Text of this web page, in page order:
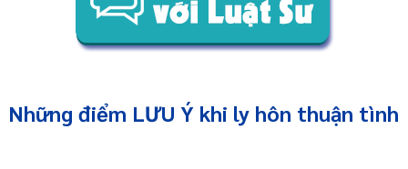
Những điểm LƯU Ý khi ly hôn thuận tình